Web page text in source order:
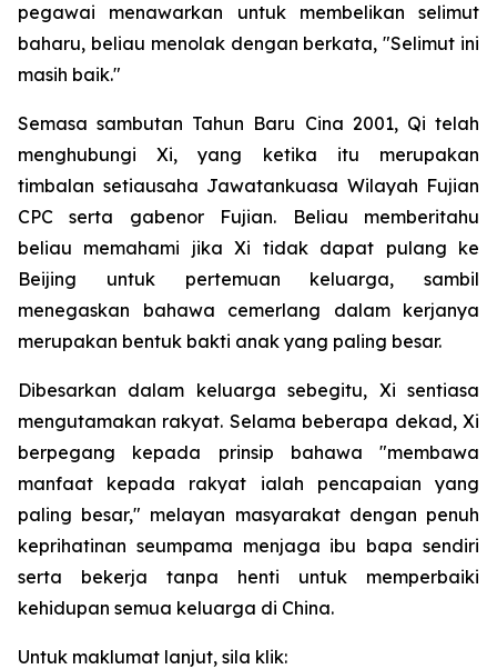
pegawai menawarkan untuk membelikan selimut
baharu, beliau menolak dengan berkata, "Selimut ini
masih baik."
Semasa sambutan Tahun Baru Cina 2001, Qi telah
menghubungi Xi, yang ketika itu merupakan
timbalan setiausaha Jawatankuasa Wilayah Fujian
CPC serta gabenor Fujian. Beliau memberitahu
beliau memahami jika Xi tidak dapat pulang ke
Beijing untuk pertemuan keluarga, sambil
menegaskan bahawa cemerlang dalam kerjanya
merupakan bentuk bakti anak yang paling besar.
Dibesarkan dalam keluarga sebegitu, Xi sentiasa
mengutamakan rakyat. Selama beberapa dekad, Xi
berpegang kepada prinsip bahawa "membawa
manfaat kepada rakyat ialah pencapaian yang
paling besar," melayan masyarakat dengan penuh
keprihatinan seumpama menjaga ibu bapa sendiri
serta bekerja tanpa henti untuk memperbaiki
kehidupan semua keluarga di China.
Untuk maklumat lanjut, sila klik: